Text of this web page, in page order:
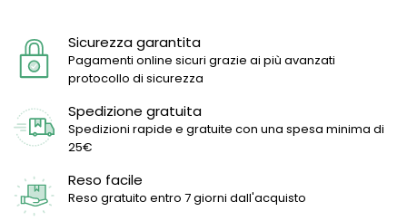
Sicurezza garantita
Pagamenti online sicuri grazie ai più avanzati
protocollo di sicurezza
Spedizione gratuita
Spedizioni rapide e gratuite con una spesa minima di
25€
Reso facile
Reso gratuito entro 7 giorni dall'acquisto